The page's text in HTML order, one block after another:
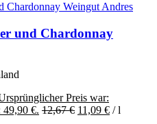
und Chardonnay
Preis war:
49,90 €. 12,67€ 11,09 € /l